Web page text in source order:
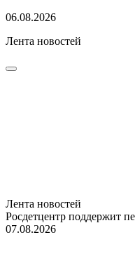
06.08.2026
Лента новостей
Лента новостей
Росдетцентр поддержит
07.08.2026